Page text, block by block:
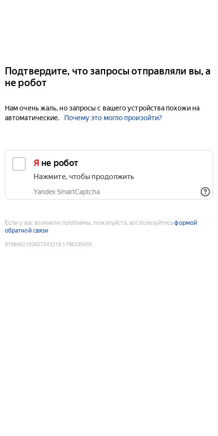
Подтвердите, что запросы отправляли вы, а
не робот
Нам очень жаль, но запросы с вашего устройства похожи на
автоматические.
Почему это могло произойти?
Я не робот
Нажмите, чтобы продолжить
Yandex SmartCaptcha
Если у вас возникли проблемы, пожалуйста, воспользуйтесьформой
обратной связи
9198492102657243219:1786335655